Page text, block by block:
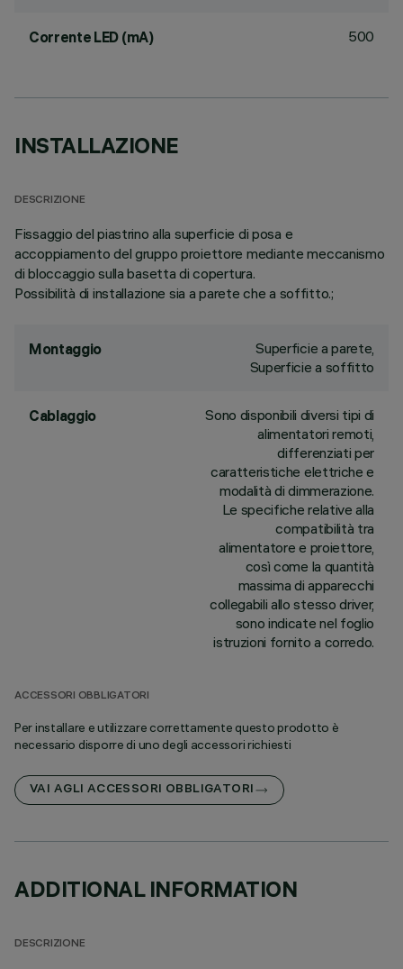
Corrente LED (mA) 500
INSTALLAZIONE
DESCRIZIONE
Fissaggio del piastrino alla superficie di posa e
accoppiamento del gruppo proiettore mediante meccanismo
di bloccaggio sulla basetta di copertura.
Possibilità di installazione sia a parete che a soffitto.;
Montaggio
Superficie a parete,
Superficie a soffitto
Cablaggio
Sono disponibili diversi tipi di
alimentatori remoti,
differenziati per
caratteristiche elettriche e
modalità di dimmerazione.
Le specifiche relative alla
compatibilità tra
alimentatore e proiettore,
così come la quantità
massima di apparecchi
collegabili allo stesso driver,
sono indicate nel foglio
istruzioni fornito a corredo.
ACCESSORI OBBLIGATORI
Per installare e utilizzare correttamente questo prodotto è
necessario disporre di uno degli accessori richiesti
VAI AGLI ACCESSORI OBBLIGATORI
ADDITIONAL INFORMATION
DESCRIZIONE